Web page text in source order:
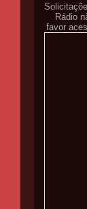
Rádio
favor